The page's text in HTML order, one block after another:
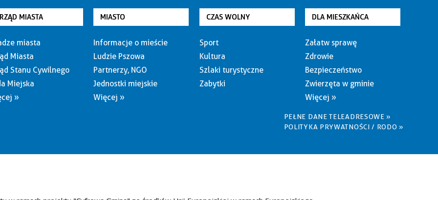
MIASTA
miasta
Miasta
Stanu Cywilnego
Miejska
»
MIASTO
Informacje o mieście
Ludzie Pszowa
Partnerzy, NGO
Jednostki miejskie
Więcej »
CZAS WOLNY
Sport
Kultura
Szlaki turystyczne
Zabytki
DLA MIESZKAŃCA
Załatw sprawę
Zdrowie
Bezpieczeństwo
Zwierzęta w gminie
Więcej »
PEŁNE DANE TELEADRESOWE »
POLITYKA PRYWATNOŚCI / RODO »